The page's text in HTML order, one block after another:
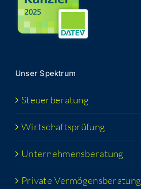
Unser Spek­trum
Steu­er­be­ra­tung
Wirt­schafts­prü­fung
Unter­neh­mens­be­ra­tung
Pri­va­te Vermögensberatung